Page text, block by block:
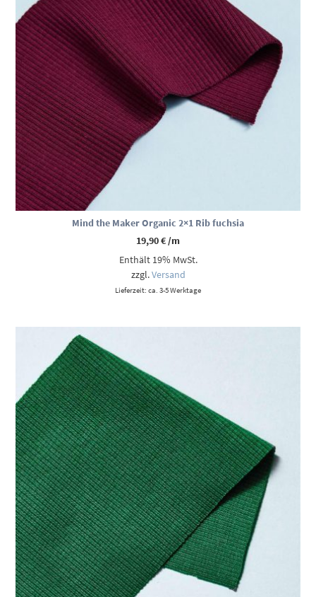
Mind the Maker Organic 2×1 Rib fuchsia
19,90€/m
Enthält 19% MwSt.
zzgl.Versand
Lieferzeit: ca. 3-5 Werktage